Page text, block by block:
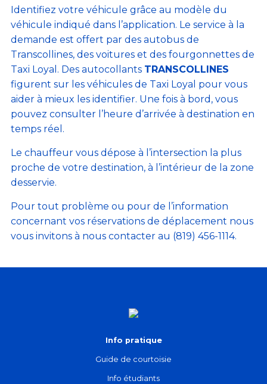
Identifiez votre véhicule grâce au modèle du
véhicule indiqué dans l’application. Le service à la
demande est offert par des autobus de
Transcollines, des voitures et des fourgonnettes de
Taxi Loyal. Des autocollants TRANSCOLLINES
figurent sur les véhicules de Taxi Loyal pour vous
aider à mieux les identifier. Une fois à bord, vous
pouvez consulter l’heure d’arrivée à destination en
temps réel.
Le chauffeur vous dépose à l’intersection la plus
proche de votre destination, à l’intérieur de la zone
desservie.
Pour tout problème ou pour de l’information
concernant vos réservations de déplacement nous
vous invitons à nous contacter au (819) 456-1114.
Info pratique
Guide de courtoisie
Info étudiants